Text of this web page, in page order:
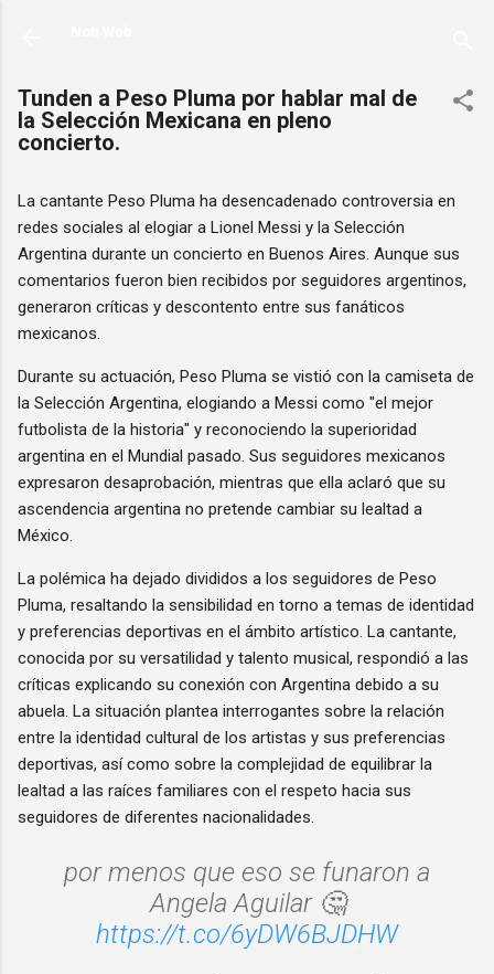
Tunden a Peso Pluma por hablar mal de
la Selección Mexicana en pleno
concierto.
La cantante Peso Pluma ha desencadenado controversia en
redes sociales al elogiar a Lionel Messi y la Selección
Argentina durante un concierto en Buenos Aires. Aunque sus
comentarios fueron bien recibidos por seguidores argentinos,
generaron críticas y descontento entre sus fanáticos
mexicanos.
Durante su actuación, Peso Pluma se vistió con la camiseta de
la Selección Argentina, elogiando a Messi como "el mejor
futbolista de la historia" y reconociendo la superioridad
argentina en el Mundial pasado. Sus seguidores mexicanos
expresaron desaprobación, mientras que ella aclaró que su
ascendencia argentina no pretende cambiar su lealtad a
México.
La polémica ha dejado divididos a los seguidores de Peso
Pluma, resaltando la sensibilidad en torno a temas de identidad
y preferencias deportivas en el ámbito artístico. La cantante,
conocida por su versatilidad y talento musical, respondió a las
críticas explicando su conexión con Argentina debido a su
abuela. La situación plantea interrogantes sobre la relación
entre la identidad cultural de los artistas y sus preferencias
deportivas, así como sobre la complejidad de equilibrar la
lealtad a las raíces familiares con el respeto hacia sus
seguidores de diferentes nacionalidades.
por menos que eso se funaron a
Angela Aguilar 🤔
https://t.co/6yDW6BJDHW